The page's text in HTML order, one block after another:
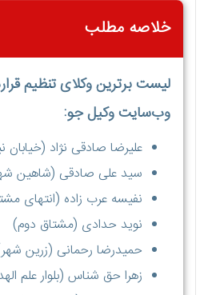
خلاصه مطلب
لیست برترین وکلای تنظیم
وب‌سایت وکیل جو:
علیرضا صادقی نژاد
سید علی صادقی (شاهین
نفیسه عرب زاده (انتهای
نوید حدادی (مشتاق دوم)
حمیدرضا رحمانی (زرین
زهرا حق شناس (بلوار علم